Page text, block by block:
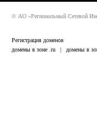
© АО «Региональный Сетевой
Регистрация доменов
домены в зоне .ru
| домены в